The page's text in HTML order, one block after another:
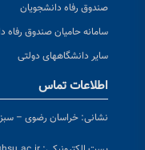
صندوق رفاه دانشجویان
سامانه حامیان صندوق رفاه
سایر دانشگاههای دولتی
اطلاعات تماس
نشانی: خراسان رضوی –